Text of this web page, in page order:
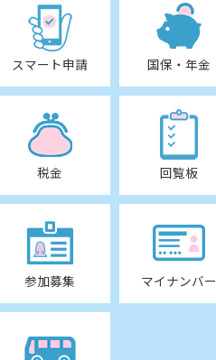
スマート申請 国保・年金
税金 回覧板
参加募集 マイナンバー